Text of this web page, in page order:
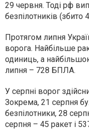
29 червня. Тоді рф
безпілотників (збито
Протягом липня
ворога. Найбільше
одиниць, а
липня – 728 БПЛА.
У серпні ворог
Зокрема, 21 серпня
безпілотники, 28
серпня – 45 ракет і